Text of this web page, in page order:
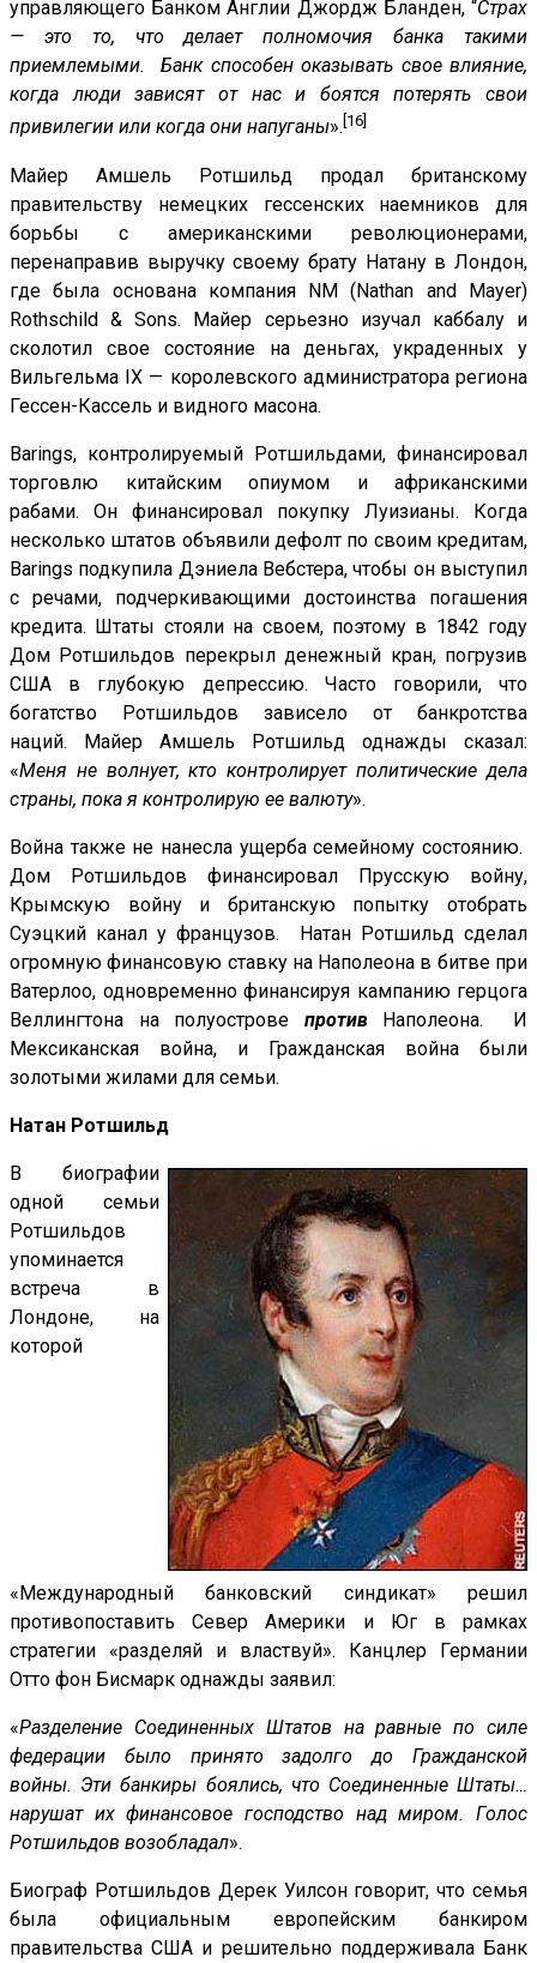
управляющего Банком Англии Джордж Бланден, “Страх
— это то, что делает полномочия банка такими
приемлемыми. Банк способен оказывать свое влияние,
когда люди зависят от нас и боятся потерять свои
привилегии или когда они напуганы». [16]
Майер Амшель Ротшильд продал британскому
правительству немецких гессенских наемников для
борьбы с американскими революционерами,
перенаправив выручку своему брату Натану в Лондон,
где была основана компания NM (Nathan and Mayer)
Rothschild & Sons. Майер серьезно изучал каббалу и
сколотил свое состояние на деньгах, украденных у
Вильгельма IX — королевского администратора региона
Гессен-Кассель и видного масона.
Barings, контролируемый Ротшильдами, финансировал
торговлю китайским опиумом и африканскими
рабами. Он финансировал покупку Луизианы. Когда
несколько штатов объявили дефолт по своим кредитам,
Barings подкупила Дэниела Вебстера, чтобы он выступил
с речами, подчеркивающими достоинства погашения
кредита. Штаты стояли на своем, поэтому в 1842 году
Дом Ротшильдов перекрыл денежный кран, погрузив
США в глубокую депрессию. Часто говорили, что
богатство Ротшильдов зависело от банкротства
наций. Майер Амшель Ротшильд однажды сказал:
«Меня не волнует, кто контролирует политические дела
страны, пока я контролирую ее валюту».
Война также не нанесла ущерба семейному состоянию.
Дом Ротшильдов финансировал Прусскую войну,
Крымскую войну и британскую попытку отобрать
Суэцкий канал у французов. Натан Ротшильд сделал
огромную финансовую ставку на Наполеона в битве при
Ватерлоо, одновременно финансируя кампанию герцога
Веллингтона на полуострове противНаполеона. И
Мексиканская война, и Гражданская война были
золотыми жилами для семьи.
Натан Ротшильд
В биографии
одной семьи
Ротшильдов
упоминается
встреча в
Лондоне, на
которой
«Международный банковский синдикат» решил
противопоставить Север Америки и Юг в рамках
стратегии «разделяй и властвуй». Канцлер Германии
Отто фон Бисмарк однажды заявил:
«Разделение Соединенных Штатов на равные по силе
федерации было принято задолго до Гражданской
войны. Эти банкиры боялись, что Соединенные Штаты…
нарушат их финансовое господство над миром. Голос
Ротшильдов возобладал».
Биограф Ротшильдов Дерек Уилсон говорит, что семья
была официальным европейским банкиром
правительства США и решительно поддерживала Банк